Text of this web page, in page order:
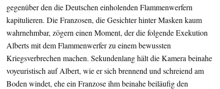
gegenüber den die Deutschen einholenden Flammenwerfern
kapitulieren. Die Franzosen, die Gesichter hinter Masken kaum
wahrnehmbar, zögern einen Moment, der die folgende Exekution
Alberts mit dem Flammenwerfer zu einem bewussten
Kriegsverbrechen machen. Sekundenlang hält die Kamera beinahe
voyeuristisch auf Albert, wie er sich brennend und schreiend am
Boden windet, ehe ein Franzose ihm beinahe beiläufig den